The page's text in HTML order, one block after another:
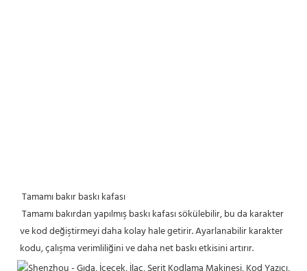
Tamamı bakır baskı kafası
ve kod değiştirmeyi daha kolay hale getirir. Ayarlanabilir karakter
kodu, çalışma verimliliğini ve daha net baskı etkisini artırır.